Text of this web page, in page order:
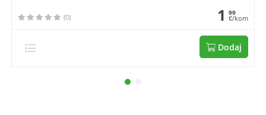
(0) 1 99
€/kom
Dodaj